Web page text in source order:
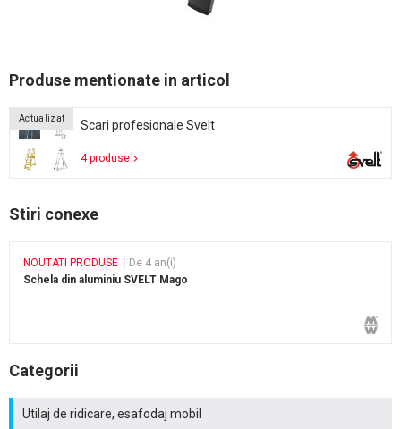
Produse mentionate in articol
Actualizat Scari profesionale Svelt
4 produse
Stiri conexe
NOUTATI PRODUSE
De 4 an(i)
Schela din aluminiu SVELT Mago
Categorii
Utilaj de ridicare, esafodaj mobil